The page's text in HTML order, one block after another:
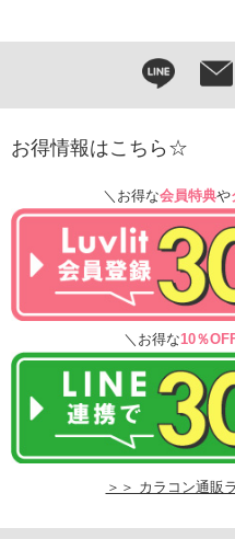
お得情報はこちら☆
＼お得な会員特典や
＼お得な10％
＞＞ カラコン通販